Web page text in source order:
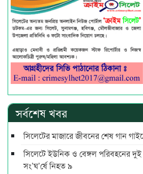
সর্বশেষ খবর
সিলেটের মাজারে জীবনের শেষ গান
সিলেটে ইউনিক ও বেঙ্গল পরিবহনের
সং’ঘ’র্ষে নিহত ৯